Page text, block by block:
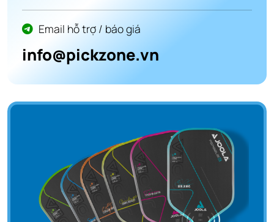
Email hỗ trợ / báo giá
info@pickzone.vn